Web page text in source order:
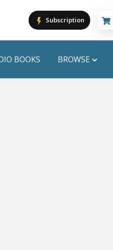
Subscription
Cart is empty
BOOKS BROWSE